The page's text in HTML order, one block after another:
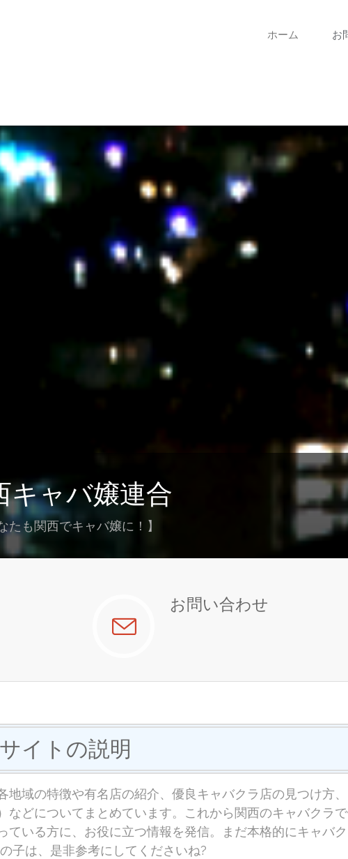
ン
プ
ホーム お
キャバ嬢連合
たも関西でキャバ嬢に！】
お問い合わせ
サイトの説明
域の特徴や有名店の紹介、優良キャバクラ店の見つけ方
などについてまとめています。これから関西のキャバクラ
ている方に、お役に立つ情報を発信。まだ本格的にキャバ
子は、是非参考にしてくださいね?